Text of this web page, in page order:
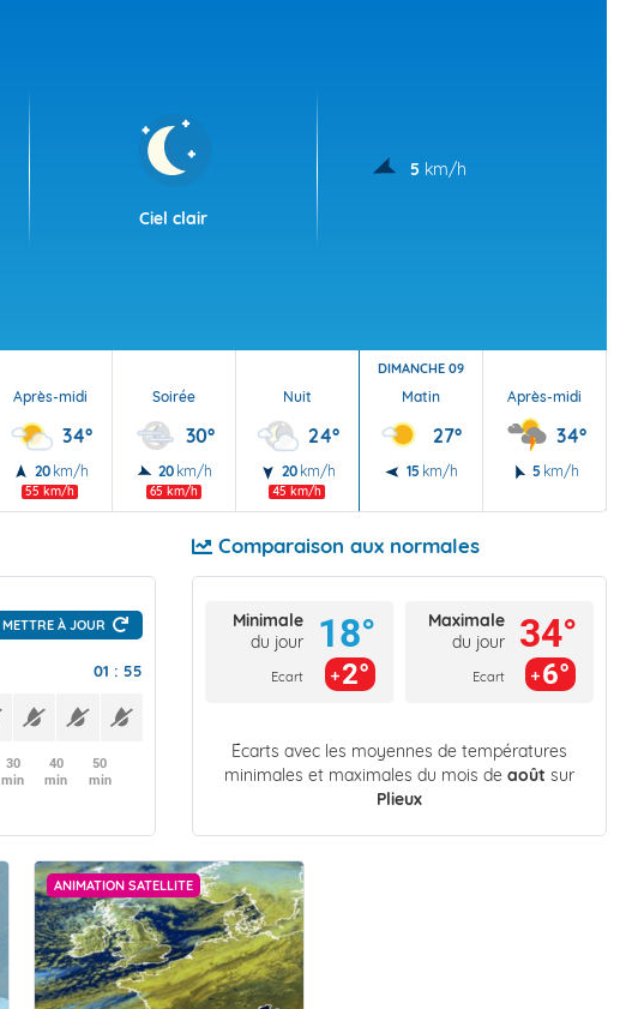
Ciel clair
5 km/h
Après-midi
34°
20 km/h
55 km/h
Soirée
30°
20 km/h
65 km/h
Nuit
24°
20 km/h
45 km/h
DIMANCHE 09
Matin
27°
15 km/h
Après-midi
34°
5 km/h
METTRE À JOUR
01 : 55
30
min
40
min
50
min
Comparaison aux normales
Minimale
du jour
Ecart
18°
2°
Maximale
du jour
Ecart
34°
6°
Écarts avec les moyennes de températures
minimales et maximales du mois de août sur
Plieux
ANIMATION SATELLITE